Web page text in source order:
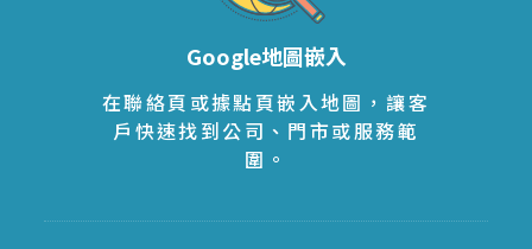
Google地圖嵌入
在聯絡頁或據點頁嵌入地圖，讓客
戶快速找到公司、門市或服務範
圍。